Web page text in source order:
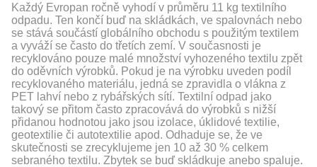
Každý Evropan ročně vyhodí v průměru 11 kg textilního
odpadu. Ten končí buď na skládkách, ve spalovnách nebo
se stává součástí globálního obchodu s použitým textilem
a vyváží se často do třetích zemí. V současnosti je
recyklováno pouze malé množství vyhozeného textilu zpět
do oděvních výrobků. Pokud je na výrobku uveden podíl
recyklovaného materiálu, jedná se zpravidla o vlákna z
PET lahví nebo z rybářských sítí. Textilní odpad jako
takový se přitom často zpracovává do výrobků s nižší
přidanou hodnotou jako jsou izolace, úklidové textilie,
geotextilie či autotextilie apod. Odhaduje se, že ve
skutečnosti se zrecyklujeme jen 10 až 30 % celkem
sebraného textilu. Zbytek se buď skládkuje anebo spaluje.